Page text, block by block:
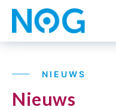
NIEUWS
Nieuws